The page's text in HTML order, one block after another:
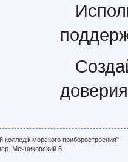
морского приборостроения"
Мечниковский 5